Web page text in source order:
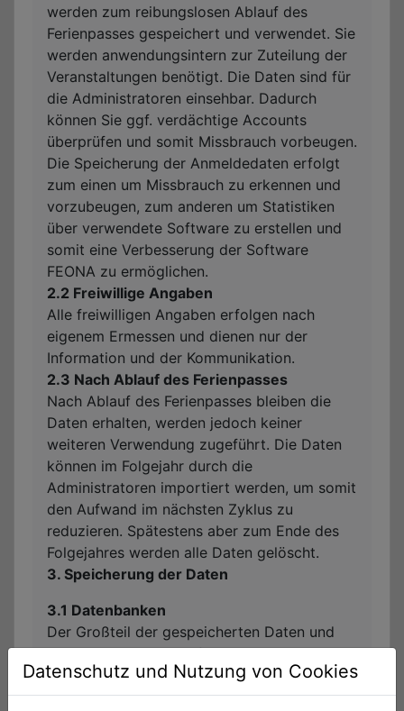
werden zum reibungslosen Ablauf des
Ferienpasses gespeichert und verwendet. Sie
werden anwendungsintern zur Zuteilung der
Veranstaltungen benötigt. Die Daten sind für
die Administratoren einsehbar. Dadurch
können Sie ggf. verdächtige Accounts
überprüfen und somit Missbrauch vorbeugen.
Die Speicherung der Anmeldedaten erfolgt
zum einen um Missbrauch zu erkennen und
vorzubeugen, zum anderen um Statistiken
über verwendete Software zu erstellen und
somit eine Verbesserung der Software
FEONA zu ermöglichen.
2.2 Freiwillige Angaben
Alle freiwilligen Angaben erfolgen nach
eigenem Ermessen und dienen nur der
Information und der Kommunikation.
2.3 Nach Ablauf des Ferienpasses
Nach Ablauf des Ferienpasses bleiben die
Daten erhalten, werden jedoch keiner
weiteren Verwendung zugeführt. Die Daten
können im Folgejahr durch die
Administratoren importiert werden, um somit
den Aufwand im nächsten Zyklus zu
reduzieren. Spätestens aber zum Ende des
Folgejahres werden alle Daten gelöscht.
3. Speicherung der Daten
3.1 Datenbanken
Der Großteil der gespeicherten Daten und
deren Verarbeitung erfolgt über
Datenbanken, die sich auf einem gesicherten
Server befinden.
Datenschutz und Nutzung von Cookies